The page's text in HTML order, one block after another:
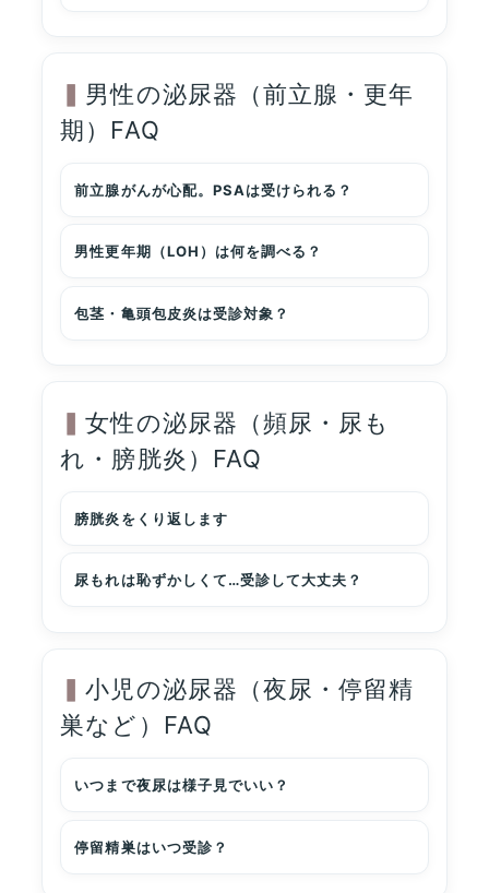
男性の泌尿器（前立腺・更年
期）FAQ
前立腺がんが心配。PSAは受けられる？
男性更年期（LOH）は何を調べる？
包茎・亀頭包皮炎は受診対象？
女性の泌尿器（頻尿・尿も
れ・膀胱炎）FAQ
膀胱炎をくり返します
尿もれは恥ずかしくて…受診して大丈夫？
小児の泌尿器（夜尿・停留精
巣など）FAQ
いつまで夜尿は様子見でいい？
停留精巣はいつ受診？